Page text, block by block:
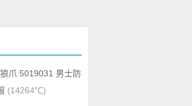
爪 5019031 男士防
(14264℃)